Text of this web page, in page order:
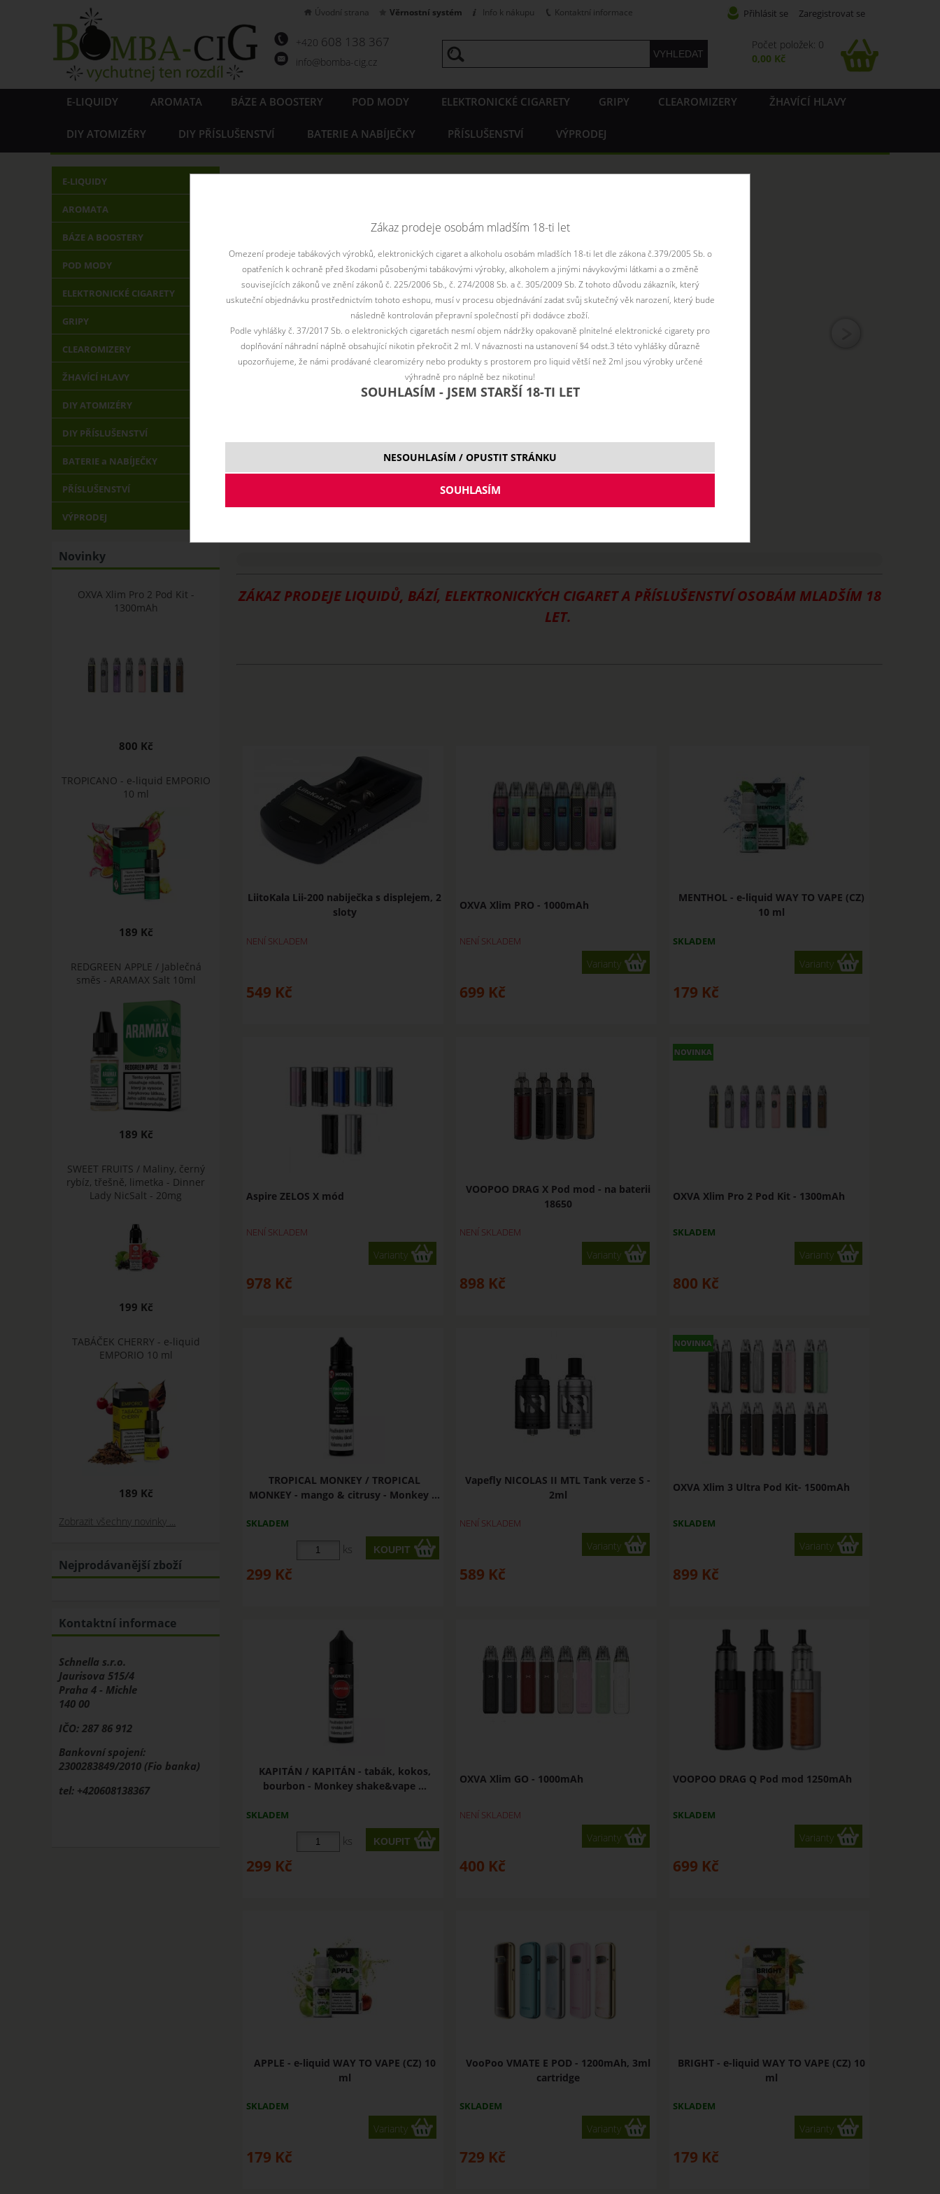
+420 608 138 367
info@bomba-cig.cz
E-LIQUIDY AROMATA BÁZE A BOOSTERY POD MODY ELEKTRONICKÉ CIGARETY GRIPY CLEAROMIZERY ŽHAVÍCÍ HLAVY
DIY ATOMIZÉRY DIY PŘÍSLUŠENSTVÍ BATERIE A NABÍJEČKY PŘÍSLUŠENSTVÍ VÝPRODEJ
Přihlásit se Zaregistrovat se
Počet položek: 0
0,00 Kč
Úvodní strana Věrnostní systém Info k nákupu Kontaktní informace
ZÁKAZ PRODEJE LIQUIDŮ, BÁZÍ, ELEKTRONICKÝCH CIGARET A PŘÍSLUŠENSTVÍ OSOBÁM MLADŠÍM 18
LET.
LiitoKala Lii-200 nabiječka s displejem, 2
sloty
NENÍ SKLADEM
549 Kč
OXVA Xlim PRO - 1000mAh
NENÍ SKLADEM
Varianty
699 Kč
MENTHOL - e-liquid WAY TO VAPE (CZ)
10 ml
SKLADEM
Varianty
179 Kč
Aspire ZELOS X mód
NENÍ SKLADEM
Varianty
978 Kč
VOOPOO DRAG X Pod mod - na baterii
18650
NENÍ SKLADEM
Varianty
898 Kč
OXVA Xlim Pro 2 Pod Kit - 1300mAh
SKLADEM
Varianty
800 Kč
TROPICAL MONKEY / TROPICAL
MONKEY - mango & citrusy - Monkey ...
SKLADEM
ks
299 Kč
Vapefly NICOLAS II MTL Tank verze S -
2ml
NENÍ SKLADEM
Varianty
589 Kč
OXVA Xlim 3 Ultra Pod Kit- 1500mAh
SKLADEM
Varianty
899 Kč
KAPITÁN / KAPITÁN - tabák, kokos,
bourbon - Monkey shake&vape ...
SKLADEM
ks
299 Kč
OXVA Xlim GO - 1000mAh
NENÍ SKLADEM
Varianty
400 Kč
VOOPOO DRAG Q Pod mod 1250mAh
SKLADEM
Varianty
699 Kč
APPLE - e-liquid WAY TO VAPE (CZ) 10
ml
SKLADEM
Varianty
179 Kč
VooPoo VMATE E POD - 1200mAh, 3ml
cartridge
SKLADEM
Varianty
729 Kč
BRIGHT - e-liquid WAY TO VAPE (CZ) 10
ml
SKLADEM
Varianty
179 Kč
E-LIQUIDY
AROMATA
BÁZE A BOOSTERY
POD MODY
ELEKTRONICKÉ CIGARETY
GRIPY
CLEAROMIZERY
ŽHAVÍCÍ HLAVY
DIY ATOMIZÉRY
DIY PŘÍSLUŠENSTVÍ
BATERIE a NABÍJEČKY
PŘÍSLUŠENSTVÍ
VÝPRODEJ
Novinky
OXVA Xlim Pro 2 Pod Kit -
1300mAh
800 Kč
TROPICANO - e-liquid EMPORIO
10 ml
189 Kč
REDGREEN APPLE / Jablečná
směs - ARAMAX Salt 10ml
189 Kč
SWEET FRUITS / Maliny, černý
rybíz, třešně, limetka - Dinner
Lady NicSalt - 20mg
199 Kč
TABÁČEK CHERRY - e-liquid
EMPORIO 10 ml
189 Kč
Zobrazit všechny novinky ...
Nejprodávanější zboží
Kontaktní informace
Schnella s.r.o.
Jaurisova 515/4
Praha 4 - Michle
140 00
IČO: 287 86 912
Bankovní spojení:
2300283849/2010 (Fio banka)
tel: +420608138367
Zákaz prodeje osobám mladším 18-ti let
Omezení prodeje tabákových výrobků, elektronických cigaret a alkoholu osobám mladších 18-ti let dle zákona č.379/2005 Sb. o
opatřeních k ochraně před škodami působenými tabákovými výrobky, alkoholem a jinými návykovými látkami a o změně
souvisejících zákonů ve znění zákonů č. 225/2006 Sb., č. 274/2008 Sb. a č. 305/2009 Sb. Z tohoto důvodu zákazník, který
uskuteční objednávku prostřednictvím tohoto eshopu, musí v procesu objednávání zadat svůj skutečný věk narození, který bude
následně kontrolován přepravní společností při dodávce zboží.
Podle vyhlášky č. 37/2017 Sb. o elektronických cigaretách nesmí objem nádržky opakovaně plnitelné elektronické cigarety pro
doplňování náhradní náplně obsahující nikotin překročit 2 ml. V návaznosti na ustanovení §4 odst.3 této vyhlášky důrazně
upozorňujeme, že námi prodávané clearomizéry nebo produkty s prostorem pro liquid větší než 2ml jsou výrobky určené
výhradně pro náplně bez nikotinu!
SOUHLASÍM - JSEM STARŠÍ 18-TI LET
NESOUHLASÍM / OPUSTIT STRÁNKU